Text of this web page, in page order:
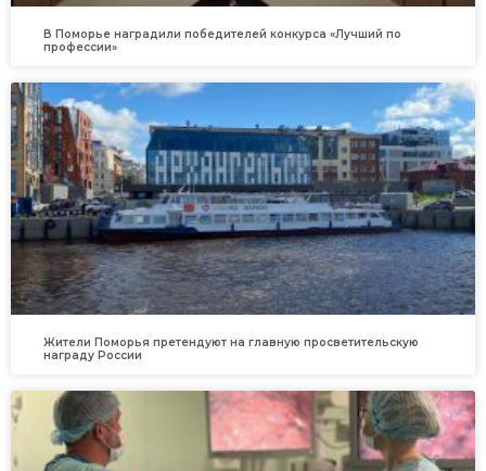
В Поморье наградили победителей конкурса «Лучший по
профессии»
Жители Поморья претендуют на главную просветительскую
награду России